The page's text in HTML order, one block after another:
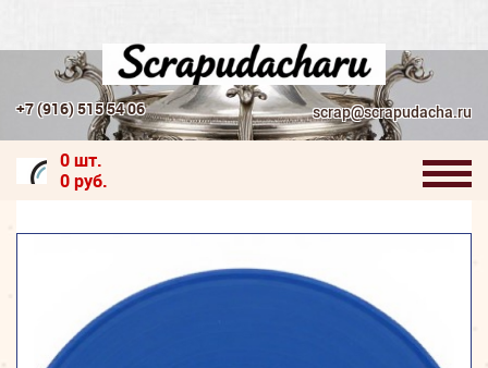
+7 (916) 515 54 06 scrap@scrapudacha.ru
0 шт.
0 руб.